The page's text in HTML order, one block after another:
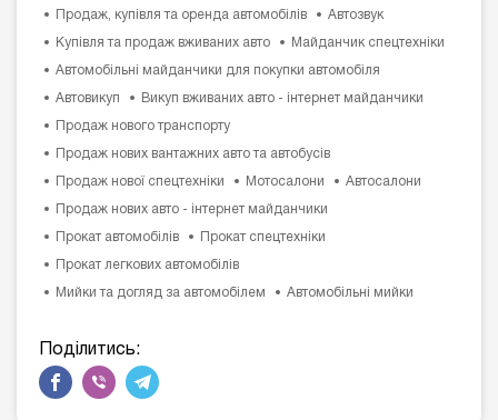
Продаж, купівля та оренда автомобілів Автозвук
Купівля та продаж вживаних авто Майданчик спецтехніки
Автомобільні майданчики для покупки автомобіля
Автовикуп Викуп вживаних авто - інтернет майданчики
Продаж нового транспорту
Продаж нових вантажних авто та автобусів
Продаж нової спецтехніки Мотосалони Автосалони
Продаж нових авто - інтернет майданчики
Прокат автомобілів Прокат спецтехніки
Прокат легкових автомобілів
Мийки та догляд за автомобілем Автомобільні мийки
Поділитись: